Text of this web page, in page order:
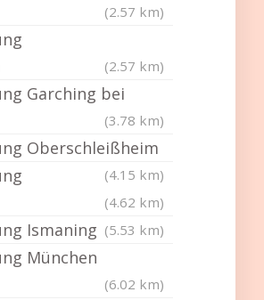
(2.57 km)
(2.57 km)
Garching bei
(3.78 km)
Oberschleißheim
(4.15 km)
(4.62 km)
Ismaning (5.53 km)
München
(6.02 km)